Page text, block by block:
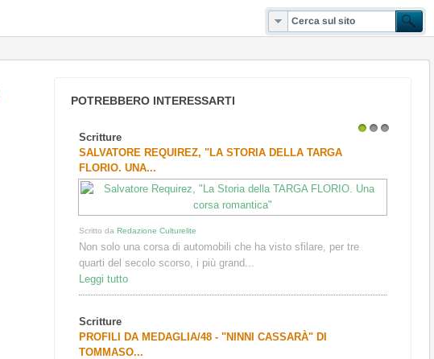
POTREBBERO INTERESSARTI
Scritture
SALVATORE REQUIREZ, "LA STORIA DELLA TARGA
FLORIO. UNA...
Scritto daRedazione Culturelite
Non solo una corsa di automobili che ha visto sfilare, per tre
quarti del secolo scorso, i più grand...
Leggi tutto
Scritture
PROFILI DA MEDAGLIA/48 - "NINNI CASSARÀ" DI
TOMMASO...